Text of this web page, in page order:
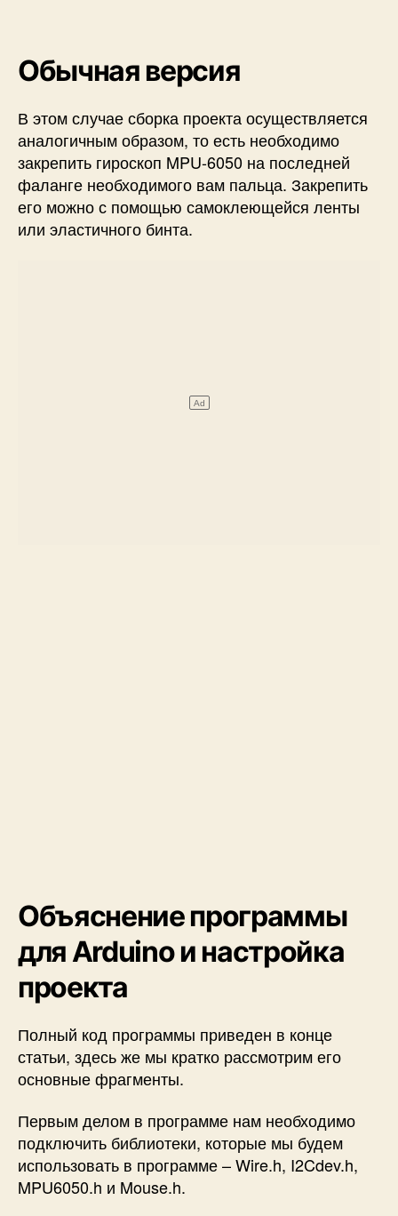
Обычная версия
В этом случае сборка проекта осуществляется
аналогичным образом, то есть необходимо
закрепить гироскоп MPU-6050 на последней
фаланге необходимого вам пальца. Закрепить
его можно с помощью самоклеющейся ленты
или эластичного бинта.
Объяснение программы
для Arduino и настройка
проекта
Полный код программы приведен в конце
статьи, здесь же мы кратко рассмотрим его
основные фрагменты.
Первым делом в программе нам необходимо
подключить библиотеки, которые мы будем
использовать в программе – Wire.h, I2Cdev.h,
MPU6050.h и Mouse.h.